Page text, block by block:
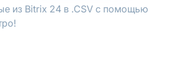
из Bitrix 24 в .CSV с помощью